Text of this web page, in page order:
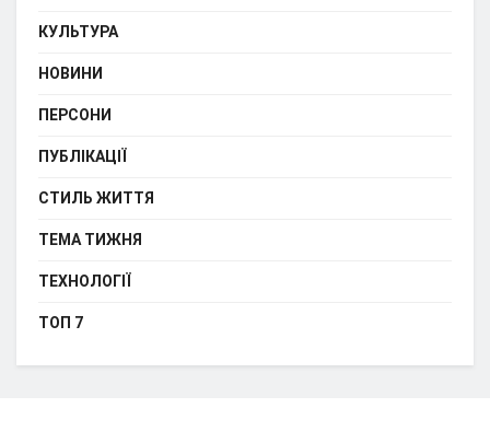
КУЛЬТУРА
НОВИНИ
ПЕРСОНИ
ПУБЛІКАЦІЇ
СТИЛЬ ЖИТТЯ
ТЕМА ТИЖНЯ
ТЕХНОЛОГІЇ
ТОП 7